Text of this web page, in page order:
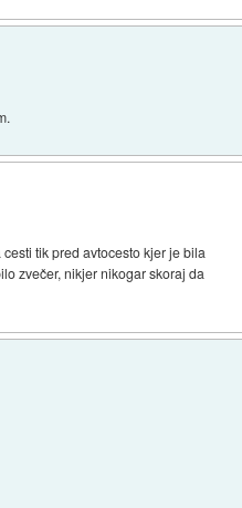
tik pred avtocesto kjer je bila
zvečer, nikjer nikogar skoraj da